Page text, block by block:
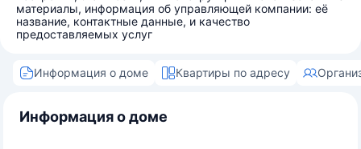
материалы, информация об управляющей компании: её
название, контактные данные, и качество
предоставляемых услуг
Информация о доме Квартиры по адресу
Информация о доме